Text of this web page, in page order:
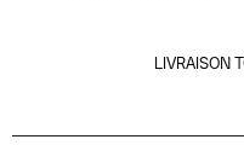
LIVRAISON